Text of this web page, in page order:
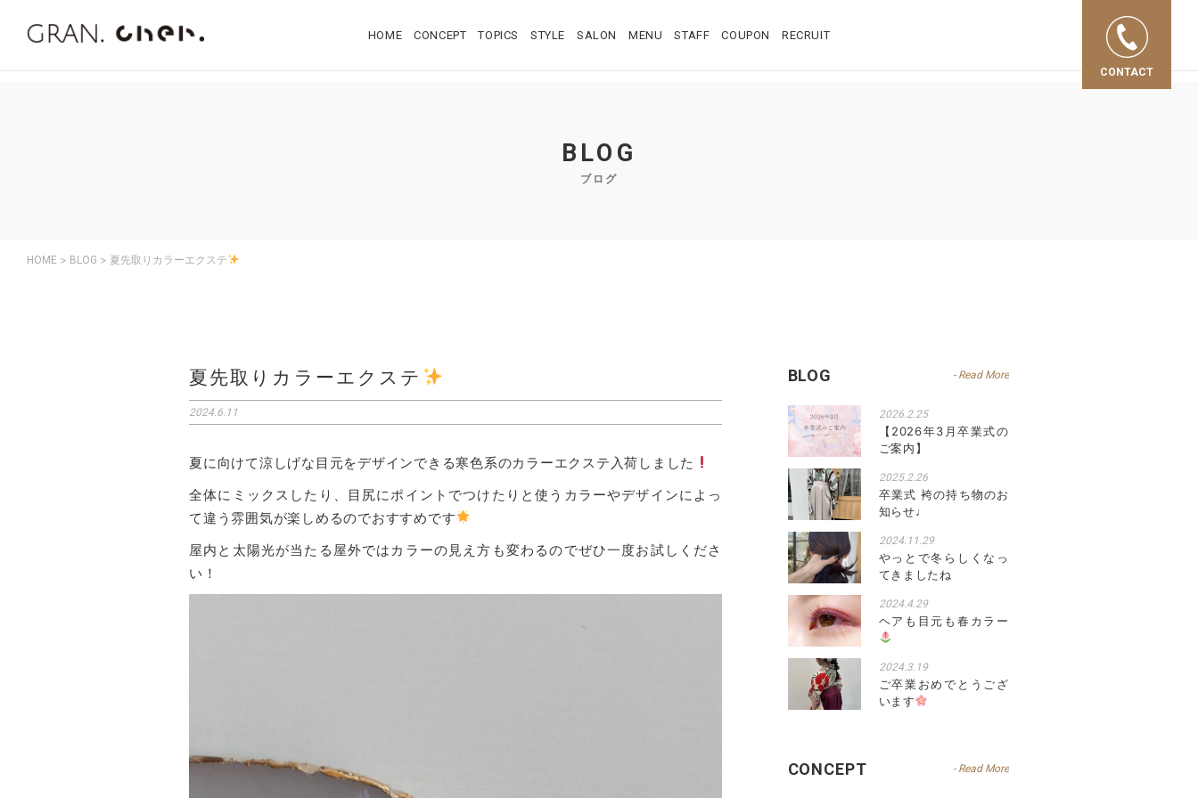
HOME CONCEPT TOPICS STYLE SALON MENU STAFF COUPON RECRUIT
CONTACT
BLOG
ブログ
HOME > BLOG > 夏先取りカラーエクステ
夏先取りカラーエクステ
2024.6.11
夏に向けて涼しげな目元をデザインできる寒色系のカラーエクステ入荷しました
全体にミックスしたり、目尻にポイントでつけたりと使うカラーやデザインによっ
て違う雰囲気が楽しめるのでおすすめです
屋内と太陽光が当たる屋外ではカラーの見え方も変わるのでぜひ一度お試しくださ
い！
BLOG - Read More
2026.2.25
【2026年3月卒業式の
ご案内】
2025.2.26
卒業式 袴の持ち物のお
知らせ♩
2024.11.29
やっとで冬らしくなっ
てきましたね
2024.4.29
ヘアも目元も春カラー
2024.3.19
ご卒業おめでとうござ
います
CONCEPT - Read More